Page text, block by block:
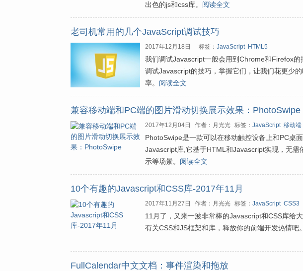
出色的js和css库。 阅读全文
老司机常用的几个JavaScript调试技巧
2017年12月18日 标签： JavaScript HTML5
我们调试Javascript一般会用到Chrome和Firefox
调试Javascript的技巧，掌握它们，让我们花更少
率。 阅读全文
兼容移动端和PC端的图片滑动切换展示效果：PhotoSwipe
2017年12月04日 作者：月光光 标签： JavaScript 移动端
PhotoSwipe是一款可以在移动触控设备上和PC桌
Javascript库,它基于HTML和Javascript实现，无需
示等场景。 阅读全文
10个有趣的Javascript和CSS库-2017年11月
2017年11月27日 作者：月光光 标签： JavaScript CSS3
11月了，又来一波非常棒的Javascript和CSS库给
有关CSS和JS框架和库，释放你的前端开发热情吧。
FullCalendar中文文档：事件渲染和拖放